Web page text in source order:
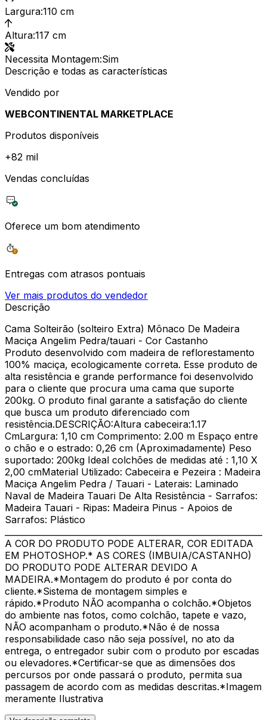
Largura:110 cm
Altura:117 cm
Necessita Montagem:Sim
Descrição e todas as características
Vendido por
WEBCONTINENTAL MARKETPLACE
Produtos disponíveis
+82 mil
Vendas concluídas
Oferece um bom atendimento
Entregas com atrasos pontuais
Ver mais produtos do vendedor
Descrição
Cama Solteirão (solteiro Extra) Mônaco De Madeira
Maciça Angelim Pedra/tauari - Cor Castanho
Produto desenvolvido com madeira de reflorestamento
100% maciça, ecologicamente correta. Esse produto de
alta resistência e grande performance foi desenvolvido
para o cliente que procura uma cama que suporte
200kg. O produto final garante a satisfação do cliente
que busca um produto diferenciado com
resistência.DESCRIÇÃO:Altura cabeceira:1.17
CmLargura: 1,10 cm Comprimento: 2.00 m Espaço entre
o chão e o estrado: 0,26 cm (Aproximadamente) Peso
suportado: 200kg Ideal colchões de medidas até : 1,10 X
2,00 cmMaterial Utilizado: Cabeceira e Pezeira : Madeira
Maciça Angelim Pedra / Tauari - Laterais: Laminado
Naval de Madeira Tauari De Alta Resistência - Sarrafos:
Madeira Tauari - Ripas: Madeira Pinus - Apoios de
Sarrafos: Plástico
A COR DO PRODUTO PODE ALTERAR, COR EDITADA
EM PHOTOSHOP.* AS CORES (IMBUIA/CASTANHO)
DO PRODUTO PODE ALTERAR DEVIDO A
MADEIRA.*Montagem do produto é por conta do
cliente.*Sistema de montagem simples e
rápido.*Produto NÃO acompanha o colchão.*Objetos
do ambiente nas fotos, como colchão, tapete e vazo,
NÃO acompanham o produto.*Não é de nossa
responsabilidade caso não seja possível, no ato da
entrega, o entregador subir com o produto por escadas
ou elevadores.*Certificar-se que as dimensões dos
percursos por onde passará o produto, permita sua
passagem de acordo com as medidas descritas.*Imagem
meramente Ilustrativa